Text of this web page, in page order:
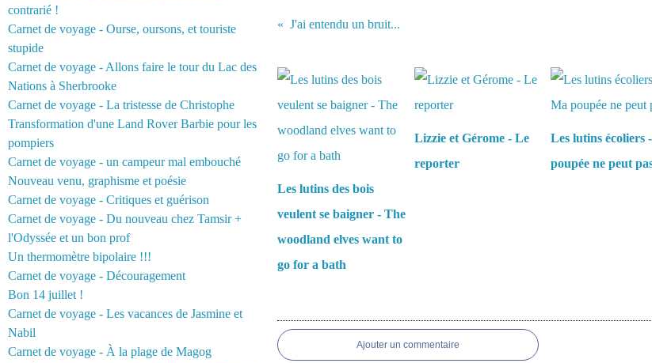
contrarié !
Carnet de voyage - Ourse, oursons, et touriste
stupide
Carnet de voyage - Allons faire le tour du Lac des
Nations à Sherbrooke
Carnet de voyage - La tristesse de Christophe
Transformation d'une Land Rover Barbie pour les
pompiers
Carnet de voyage - un campeur mal embouché
Nouveau venu, graphisme et poésie
Carnet de voyage - Critiques et guérison
Carnet de voyage - Du nouveau chez Tamsir +
l'Odyssée et un bon prof
Un thermomètre bipolaire !!!
Carnet de voyage - Découragement
Bon 14 juillet !
Carnet de voyage - Les vacances de Jasmine et
Nabil
Carnet de voyage - À la plage de Magog
J'ai entendu un bruit...
Les lutins des bois
veulent se baigner - The
woodland elves want to
go for a bath
Lizzie et Gérome - Le
reporter
Les lutins écoliers
poupée ne peut
Ajouter un commentaire